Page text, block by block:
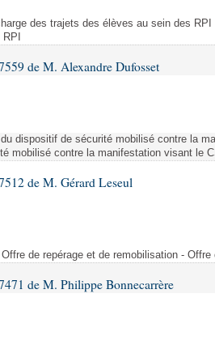
des trajets des élèves au sein des
de M. Alexandre Dufosset
dispositif de sécurité mobilisé contre la
mobilisé contre la manifestation visant le
de M. Gérard Leseul
de repérage et de remobilisation -
de M. Philippe Bonnecarrère